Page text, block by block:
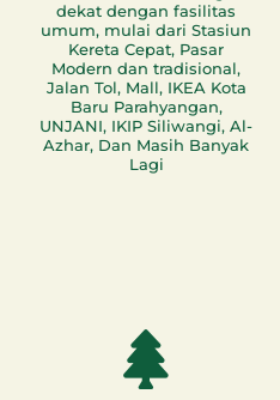
dekat dengan fasilitas
umum, mulai dari Stasiun
Kereta Cepat, Pasar
Modern dan tradisional,
Jalan Tol, Mall, IKEA Kota
Baru Parahyangan,
UNJANI, IKIP Siliwangi, Al-
Azhar, Dan Masih Banyak
Lagi